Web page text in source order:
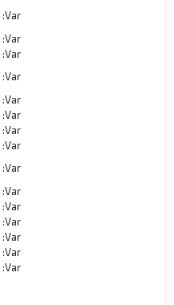
:Var
:Var
:Var
:Var
:Var
:Var
:Var
:Var
:Var
:Var
:Var
:Var
:Var
:Var
:Var